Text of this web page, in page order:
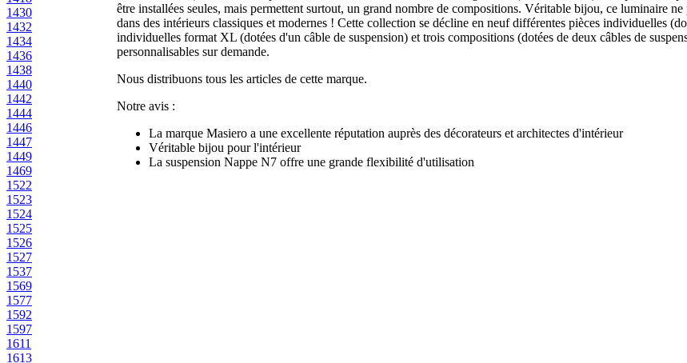
1430
1432
1434
1436
1438
1440
1442
1444
1446
1447
1449
1469
1522
1523
1524
1525
1526
1527
1537
1569
1577
1592
1597
1611
1613
être installées seules, mais permettent surtout, un grand nombre de compositions. Véritable bijou, ce luminaire ne
dans des intérieurs classiques et modernes ! Cette collection se décline en neuf différentes pièces individuelles
individuelles format XL (dotées d'un câble de suspension) et trois compositions (dotées de deux câbles de
personnalisables sur demande.
Nous distribuons tous les articles de cette marque.
Notre avis :
La marque Masiero a une excellente réputation auprès des décorateurs et architectes d'intérieur
Véritable bijou pour l'intérieur
La suspension Nappe N7 offre une grande flexibilité d'utilisation